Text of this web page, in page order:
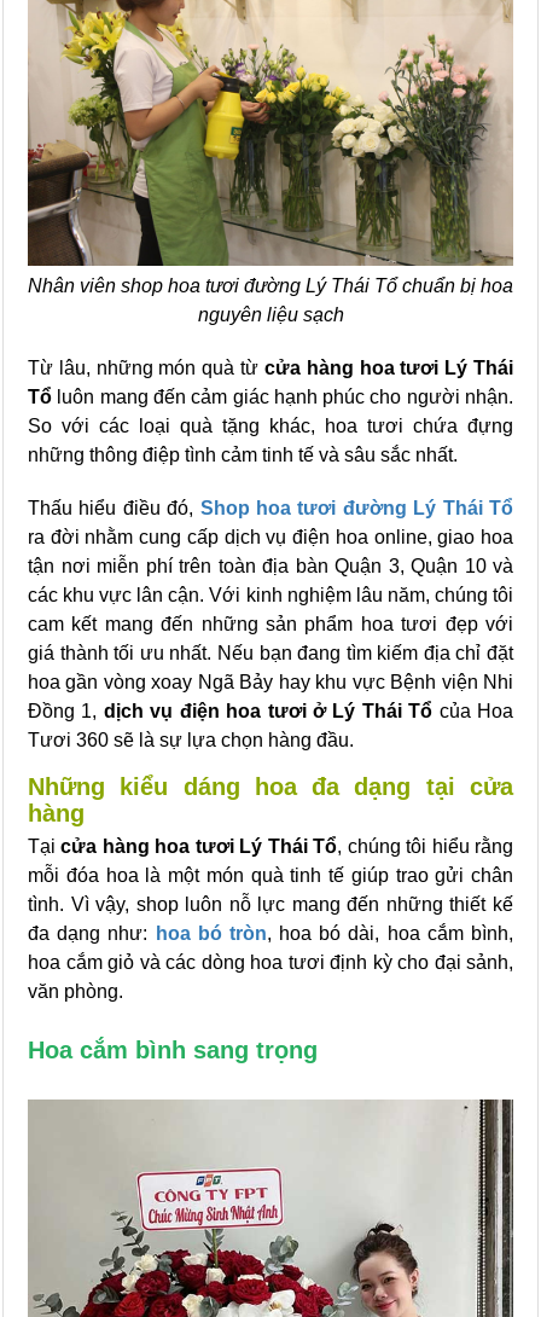
Nhân viên shop hoa tươi đường Lý Thái Tổ chuẩn bị hoa
nguyên liệu sạch
Từ lâu, những món quà từ cửa hàng hoa tươi Lý Thái
Tổ luôn mang đến cảm giác hạnh phúc cho người nhận.
So với các loại quà tặng khác, hoa tươi chứa đựng
những thông điệp tình cảm tinh tế và sâu sắc nhất.
Thấu hiểu điều đó, Shop hoa tươi đường Lý Thái Tổ
ra đời nhằm cung cấp dịch vụ điện hoa online, giao hoa
tận nơi miễn phí trên toàn địa bàn Quận 3, Quận 10 và
các khu vực lân cận. Với kinh nghiệm lâu năm, chúng tôi
cam kết mang đến những sản phẩm hoa tươi đẹp với
giá thành tối ưu nhất. Nếu bạn đang tìm kiếm địa chỉ đặt
hoa gần vòng xoay Ngã Bảy hay khu vực Bệnh viện Nhi
Đồng 1, dịch vụ điện hoa tươi ở Lý Thái Tổ của Hoa
Tươi 360 sẽ là sự lựa chọn hàng đầu.
Những kiểu dáng hoa đa dạng tại cửa
hàng
Tạicửa hàng hoa tươi Lý Thái Tổ, chúng tôi hiểu rằng
mỗi đóa hoa là một món quà tinh tế giúp trao gửi chân
tình. Vì vậy, shop luôn nỗ lực mang đến những thiết kế
đa dạng như:
hoa bó tròn, hoa bó dài, hoa cắm bình,
hoa cắm giỏ và các dòng hoa tươi định kỳ cho đại sảnh,
văn phòng.
Hoa cắm bình sang trọng